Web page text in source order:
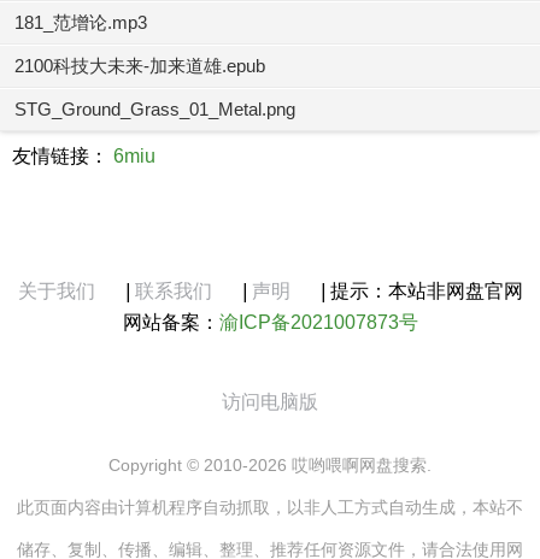
181_范增论.mp3
2100科技大未来-加来道雄.epub
STG_Ground_Grass_01_Metal.png
友情链接： 6miu
关于我们 联系我们 声明
提示：本站非网盘官网
网站备案： 渝ICP备2021007873号
访问电脑版
Copyright © 2010-2026 哎哟喂啊网盘搜索.
此页面内容由计算机程序自动抓取，以非人工方式自动生成，本站不
储存、复制、传播、编辑、整理、推荐任何资源文件，请合法使用网